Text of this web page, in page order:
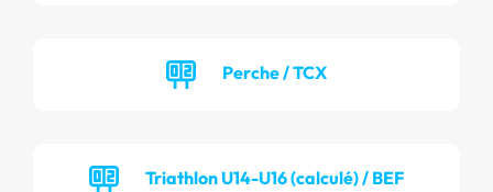
Perche / TCX
Triathlon U14-U16 (calculé) / BEF